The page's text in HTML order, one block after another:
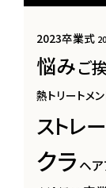
2023卒業式
悩みご
熱トリートメン
ストレ
クラ ヘ